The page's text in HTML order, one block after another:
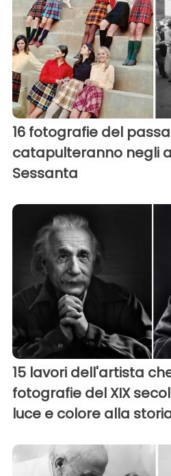
16 fotografie del
catapulteranno negli
Sessanta
15 lavori dell'artista
fotografie del XIX
luce e colore alla